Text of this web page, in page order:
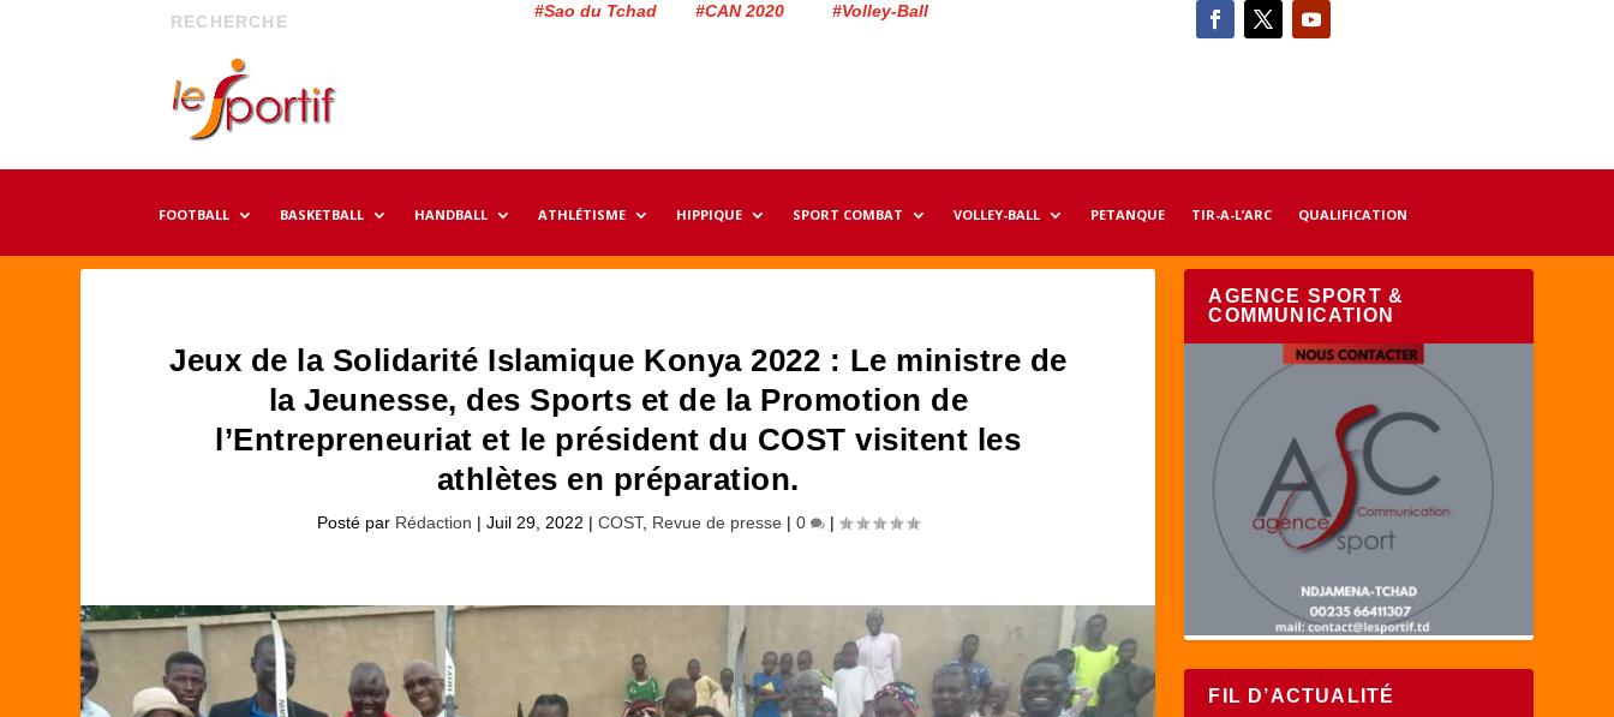
#Sao du Tchad #CAN 2020 #Volley-Ball
FOOTBALL BASKETBALL HANDBALL ATHLÉTISME HIPPIQUE SPORT COMBAT VOLLEY-BALL PETANQUE TIR-A-L’ARC QUALIFICATION
Jeux de la Solidarité Islamique Konya 2022 : Le ministre de
la Jeunesse, des Sports et de la Promotion de
l’Entrepreneuriat et le président du COST visitent les
athlètes en préparation.
Posté par Rédaction |Juil 29, 2022 |COST, Revue de presse |0 |
AGENCE SPORT &
COMMUNICATION
FIL D’ACTUALITÉ